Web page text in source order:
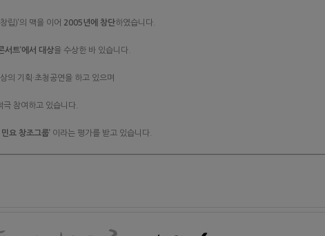
립)’의 맥을 이어 2005년에 창단하였습니다.
서트’에서 대상을 수상한 바 있습니다.
의 기획·초청공연을 하고 있으며
참여하고 있습니다.
요 창조그룹’ 이라는 평가를 받고 있습니다.